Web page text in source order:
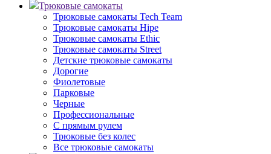
Трюковые самокаты
Трюковые самокаты Tech Team
Трюковые самокаты Hipe
Трюковые самокаты Ethic
Трюковые самокаты Street
Детские трюковые самокаты
Дорогие
Фиолетовые
Парковые
Черные
Профессиональные
С прямым рулем
Трюковые без колес
Все трюковые самокаты